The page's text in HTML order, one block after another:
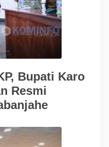
Bupati Karo
Resmi